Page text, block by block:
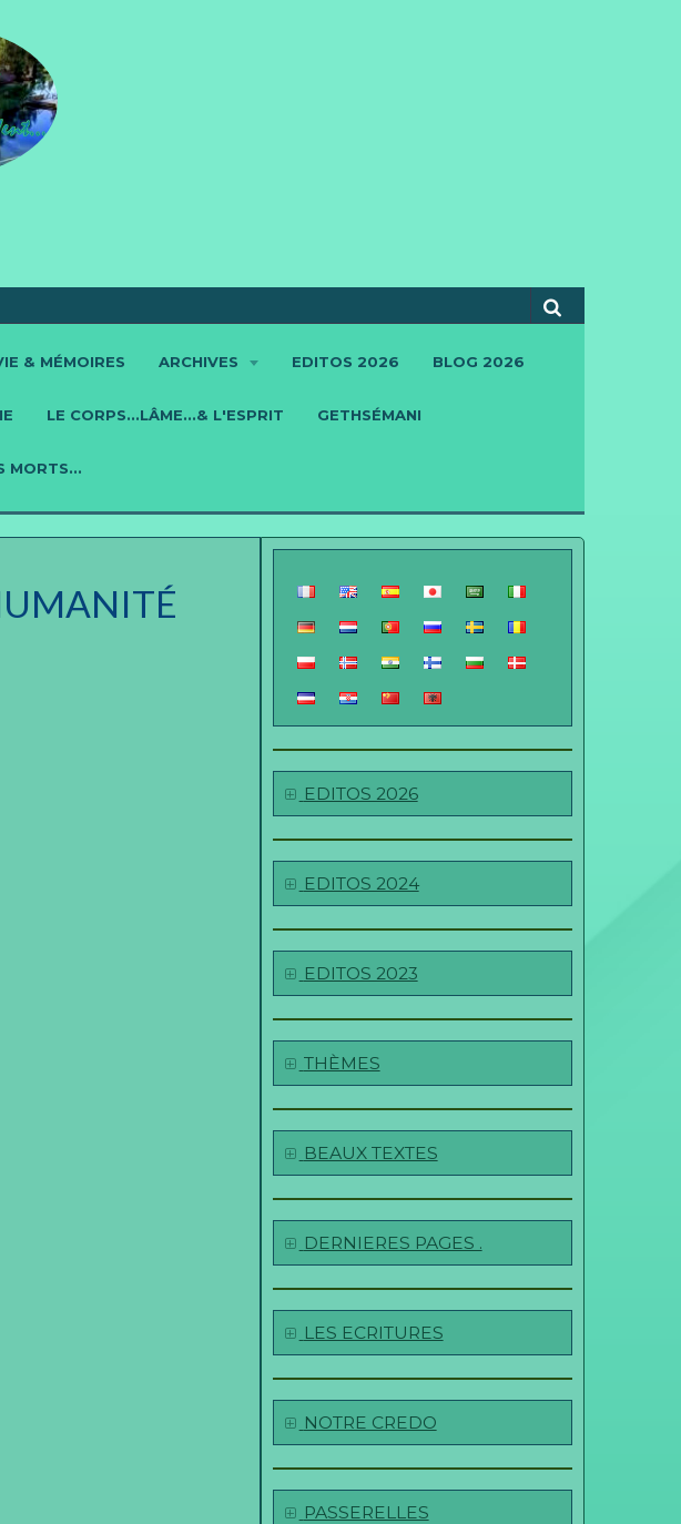
& MÉMOIRES ARCHIVES EDITOS 2026 BLOG 2026
LE CORPS...LÂME...& L'ESPRIT GETHSÉMANI
MORTS...
EDITOS 2026
EDITOS 2024
EDITOS 2023
THÈMES
BEAUX TEXTES
DERNIERES PAGES .
LES ECRITURES
NOTRE CREDO
PASSERELLES